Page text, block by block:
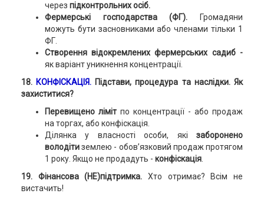
через підконтрольних осіб.
Фермерські господарства (ФГ). Громадяни
можуть бути засновниками або членами тільки 1
ФГ.
Створення відокремлених фермерських садиб -
як варіант уникнення концентрації.
18. КОНФІСКАЦІЯ. Підстави, процедура та наслідки. Як
захиститися?
Перевищено ліміт по концентрації - або продаж
на торгах, або конфіскація.
Ділянка у власності особи, якізаборонено
володітиземлею - обов’язковий продаж протягом
1 року. Якщо не продадуть - конфіскація.
19. Фінансова (НЕ)підтримка. Хто отримає? Всім не
вистачить!